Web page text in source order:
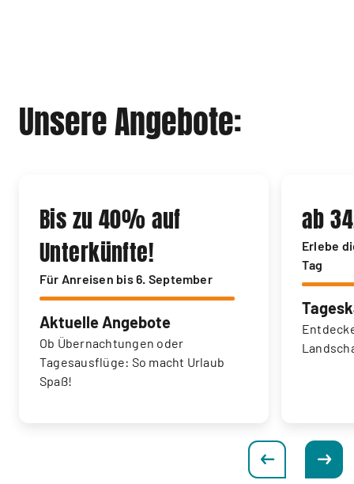
Unsere Angebote:
Bis zu 40% auf
Unterkünfte!
Für Anreisen bis 6. September
Aktuelle Angebote
Ob Übernachtungen oder
Tagesausflüge: So macht Urlaub
Spaß!
ab
Erlebe
Tag